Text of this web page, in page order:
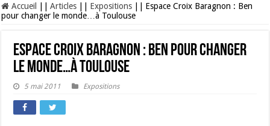
Accueil Articles Expositions
Espace Croix Baragnon : Ben
pour changer le monde…à Toulouse
Espace Croix Baragnon : Ben pour changer
le monde…à Toulouse
5 mai 2011 Expositions